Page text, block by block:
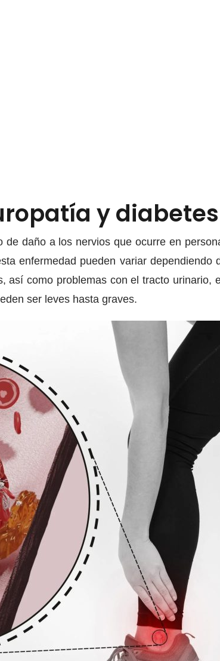
y diabetes
daño a los nervios que ocurre en
enfermedad pueden variar dependiendo
así como problemas con el tracto urinario,
ser leves hasta graves.